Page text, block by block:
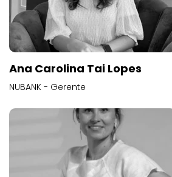
Ana Carolina Tai Lopes
NUBANK - Gerente